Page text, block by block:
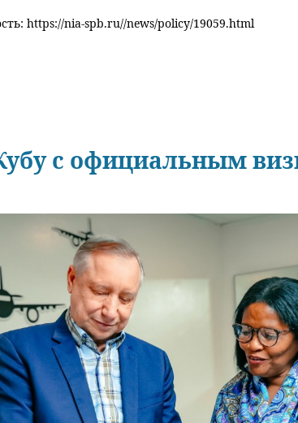
https://nia-spb.ru//news/policy/19059.html
с официальным